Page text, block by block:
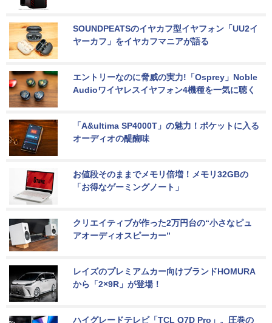
SOUNDPEATSのイヤカフ型イヤフォン「UU2イ
ヤーカフ」をイヤカフマニアが語る
エントリーなのに脅威の実力!「Osprey」Noble
Audioワイヤレスイヤフォン4機種を一気に聴く
「A&ultima SP4000T」の魅力！ポケットに入る
オーディオの醍醐味
お値段そのままでメモリ倍増！メモリ32GBの
「お得なゲーミングノート」
クリエイティブが作った2万円台の“小さなピュ
アオーディオスピーカー”
レイズのプレミアムカー向けブランドHOMURA
から「2×9R」が登場！
ハイグレードテレビ「TCL Q7D Pro」。圧巻の